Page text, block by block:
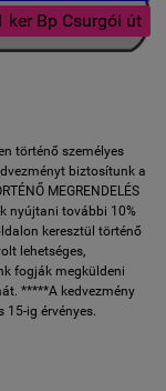
ker Bp Csurgói út
történő személyes
biztosítunk a
MEGRENDELÉS
nyújtani további 10%
keresztül történő
lehetséges,
fogják megküldeni
*****A kedvezmény
ig érvényes.